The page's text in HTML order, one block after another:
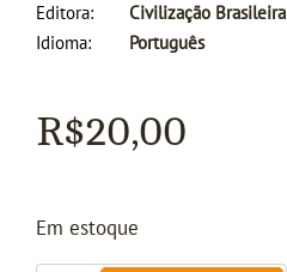
Editora
Civilização Brasileira
Idioma
Português
R$20,00
Em estoque